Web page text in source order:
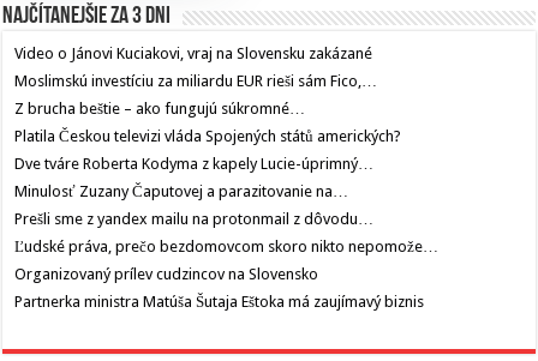
Najčítanejšie za 3 dni
Video o Jánovi Kuciakovi, vraj na Slovensku zakázané
Moslimskú investíciu za miliardu EUR rieši sám Fico,…
Z brucha beštie – ako fungujú súkromné…
Platila Českou televizi vláda Spojených států amerických?
Dve tváre Roberta Kodyma z kapely Lucie-úprimný…
Minulosť Zuzany Čaputovej a parazitovanie na…
Prešli sme z yandex mailu na protonmail z dôvodu…
Ľudské práva, prečo bezdomovcom skoro nikto nepomože…
Organizovaný prílev cudzincov na Slovensko
Partnerka ministra Matúša Šutaja Eštoka má zaujímavý biznis